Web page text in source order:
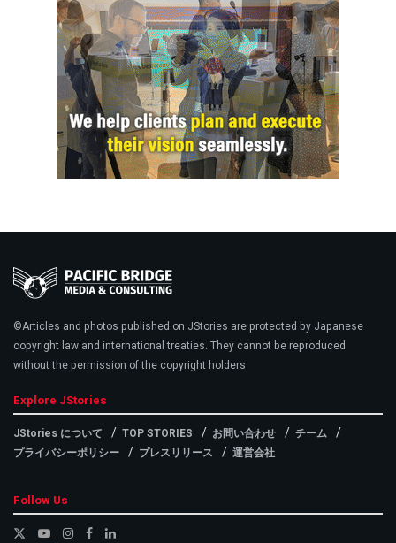
©Articles and photos published on JStories are protected by Japanese
copyright law and international treaties. They cannot be reproduced
without the permission of the copyright holders
Explore JStories
JStories について TOP STORIES お問い合わせ
チーム
プライバシーポリシー
プレスリリース 運営会社
Follow Us